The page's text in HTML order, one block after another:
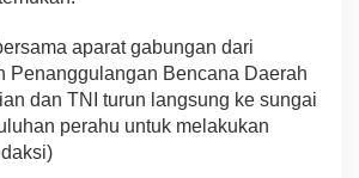
aparat gabungan dari
Penanggulangan Bencana Daerah
dan TNI turun langsung ke sungai
perahu untuk melakukan